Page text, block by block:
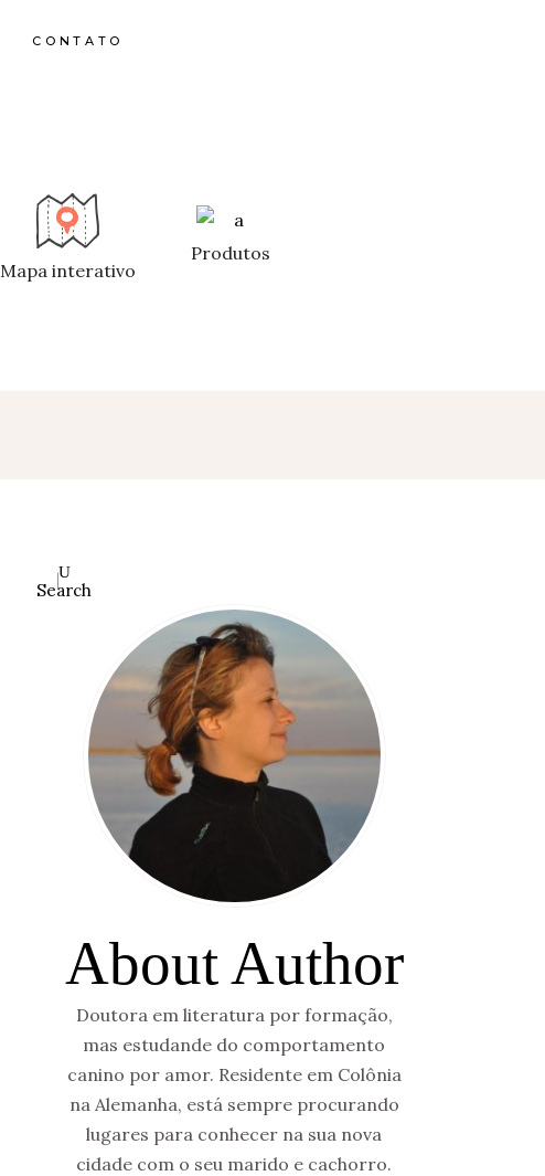
CONTATO
Mapa interativo
Produtos
Search
About Author
Doutora em literatura por formação,
mas estudande do comportamento
canino por amor. Residente em Colônia
na Alemanha, está sempre procurando
lugares para conhecer na sua nova
cidade com o seu marido e cachorro.